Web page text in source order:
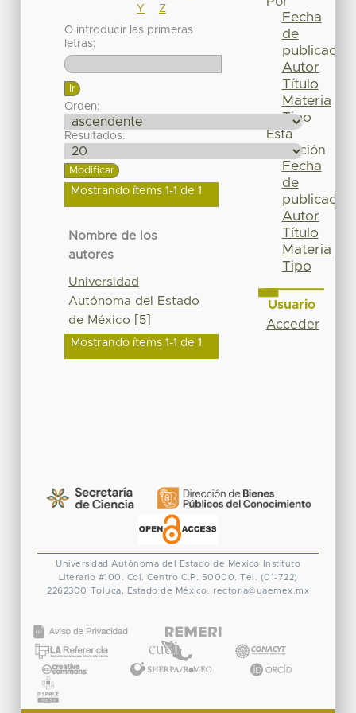
Y
Z
O introducir las primeras
letras:
Orden:
Resultados:
Mostrando ítems 1-1 de 1
Nombre de los
autores
Universidad
Autónoma del Estado
de México [5]
Mostrando ítems 1-1 de 1
Fecha
de
publicación
Autor
Título
Materia
Tipo
Esta
colección
Fecha
de
publicación
Autor
Título
Materia
Tipo
Usuario
Acceder
Universidad Autónoma del Estado de México
Instituto
Literario #100. Col. Centro C.P. 50000. Tel. (01-722)
2262300 Toluca, Estado de México. rectoria@uaemex.mx